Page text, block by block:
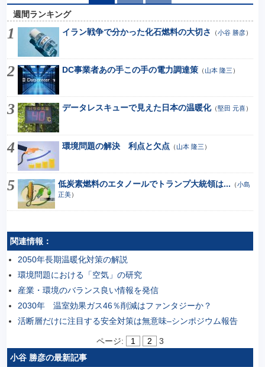
週間ランキング
イラン戦争で分かった化石燃料の大切さ
（小谷 勝彦）
DC事業者あの手この手の電力調達策（山本 隆三 ）
データレスキューで見えた日本の温暖化（堅田 元喜）
環境問題の解決 利点と欠点 （山本 隆三 ）
低炭素燃料のエタノールでトランプ大統領は... （小島
正美）
関連情報：
2050年長期温暖化対策の解説
環境問題における「空気」の研究
産業・環境のバランス良い情報を発信
2030年 温室効果ガス46％削減はファンタジーか？
活断層だけに注目する安全対策は無意味–シンポジウム報告
ページ: 1 2
3
小谷 勝彦の最新記事